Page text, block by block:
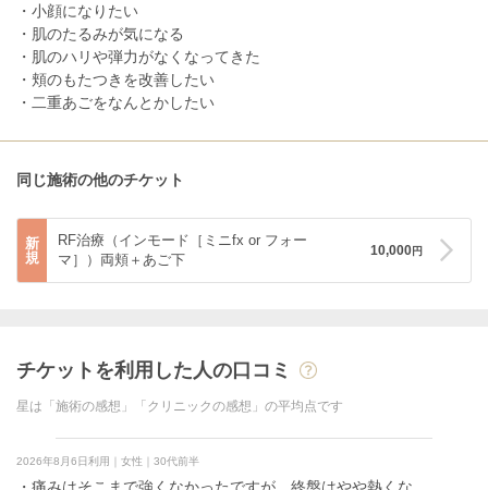
・小顔になりたい
・肌のたるみが気になる
・肌のハリや弾力がなくなってきた
・頬のもたつきを改善したい
・二重あごをなんとかしたい
同じ施術の他のチケット
新
規
RF治療（インモード［ミニfx or フォー
マ］）両頬＋あご下
10,000円
チケットを利用した人の口コミ
星は「施術の感想」「クリニックの感想」の平均点です
2026年8月6日利用｜女性｜30代前半
・痛みはそこまで強くなかったですが、終盤はやや熱くな